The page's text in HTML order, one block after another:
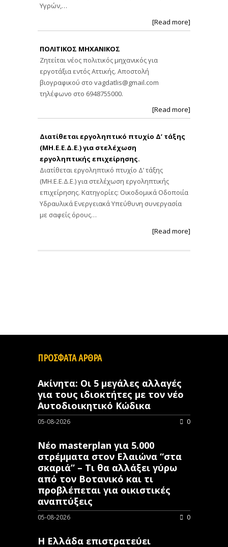
Υγρών,…
[Read more]
ΠΟΛΙΤΙΚΟΣ ΜΗΧΑΝΙΚΟΣ
Ζητείται νέος πολιτικός μηχανικός για
εργοτάξια εντός Αττικής. Αποστολή
βιογραφικού στο vagdatlis@gmail.com
τηλέφωνο στο 6948755000.
[Read more]
Διατίθεται εργοληπτικό πτυχίο Δ’ τάξης
(ΜΗ.Ε.Ε.Δ.Ε.) για στελέχωση
εργοληπτικής επιχείρησης.
Διατίθεται εργοληπτικό πτυχίο Δ’ τάξης
(ΜΗ.Ε.Ε.Δ.Ε.) για στελέχωση εργοληπτικής
επιχείρησης. Κατηγορίες: Οικοδομικά Οδοποιία
Υδραυλικά Ενεργειακά Υπεύθυνη συνεργασία
με σαφείς όρους…
[Read more]
ΠΡΟΣΦΑΤΑ ΑΡΘΡΑ
Ακίνητα: Οι 5 μεγάλες αλλαγές
για τους ιδιοκτήτες με τον νέο
Αυτοδιοικητικό Κώδικα
05-08-2026 0
Νέο masterplan για 5.000
στρέμματα στον Ελαιώνα “στα
σκαριά” – Τι θα αλλάξει γύρω
από τον Βοτανικό και τι
προβλέπεται για οικιστικές
αναπτύξεις
05-08-2026 0
Η Ελλάδα επιστρατεύει